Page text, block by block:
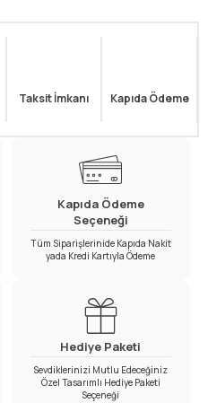
Taksit İmkanı Kapıda Ödeme
Kapıda Ödeme
Seçeneği
Tüm Siparişlerinide Kapıda Nakit
yada Kredi Kartıyla Ödeme
Hediye Paketi
Sevdiklerinizi Mutlu Edeceğiniz
Özel Tasarımlı Hediye Paketi
Seçeneği